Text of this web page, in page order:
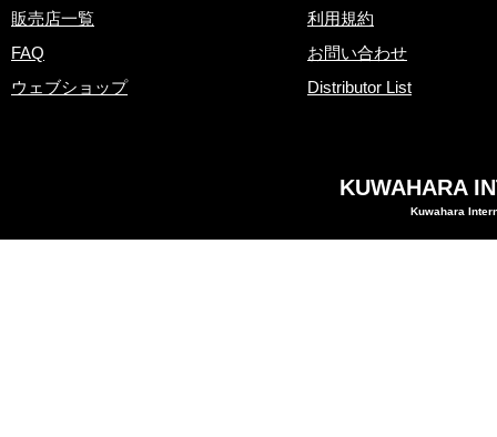
販売店一覧
FAQ
ウェブショップ
利用規約
お問い合わせ
Distributor List
Kuwahara
KUWAHARA